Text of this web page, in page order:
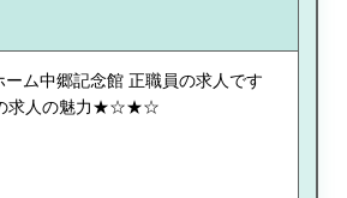
ーム中郷記念館 正職員の求人です
求人の魅力★☆★☆